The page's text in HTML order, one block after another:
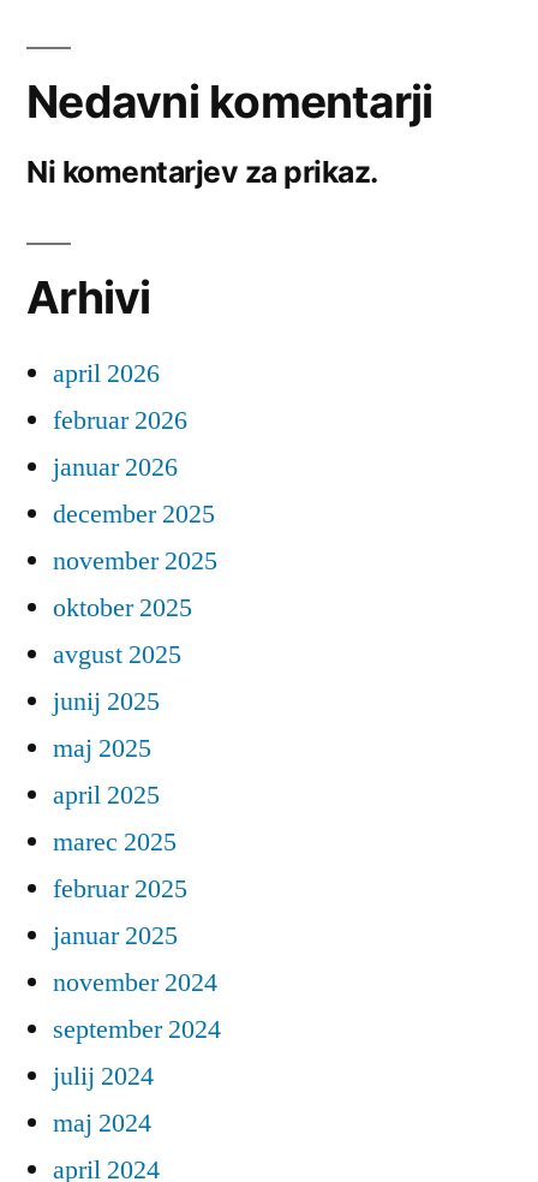
Nedavni komentarji
Ni komentarjev za prikaz.
Arhivi
april 2026
februar 2026
januar 2026
december 2025
november 2025
oktober 2025
avgust 2025
junij 2025
maj 2025
april 2025
marec 2025
februar 2025
januar 2025
november 2024
september 2024
julij 2024
maj 2024
april 2024